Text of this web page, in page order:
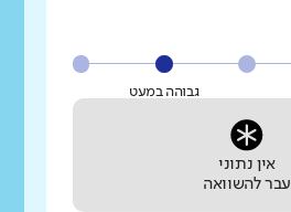
גבוהה במעט
אין נתוני
עבר להשוואה